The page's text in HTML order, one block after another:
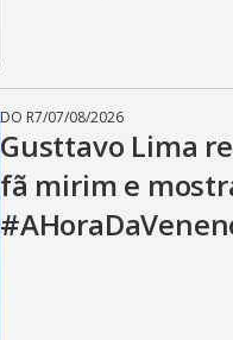
DO R7/07/08/2026
Gusttavo Lima
fã mirim e